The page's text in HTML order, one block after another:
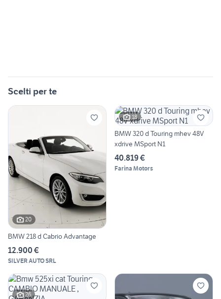
Scelti per te
20
BMW 218 d Cabrio Advantage
12.900 €
SILVER AUTO SRL
18
BMW 320 d Touring mhev 48V
xdrive MSport N1
40.819 €
Farina Motors
26